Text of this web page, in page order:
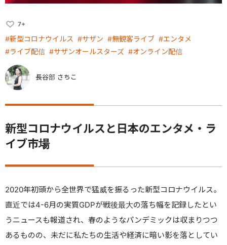
7+
#新型コロナウイルス #サザン #無観客ライブ #エンタメ
#ライブ配信 #サザンオールスターズ #オンライン配信
長谷部 さちこ
新型コロナウイルスと日本のエンタメ・ラ
イブ市場
2020年初頭から全世界で猛威を振るった新型コロナウイルス。
直近では4-6月の実質GDPが戦後最大の落ち幅を記録したとい
うニュースも報道され、春のようなパンデミックは収まりつつ
あるものの、未だに私たちの生活や経済に暗い影を落としてい